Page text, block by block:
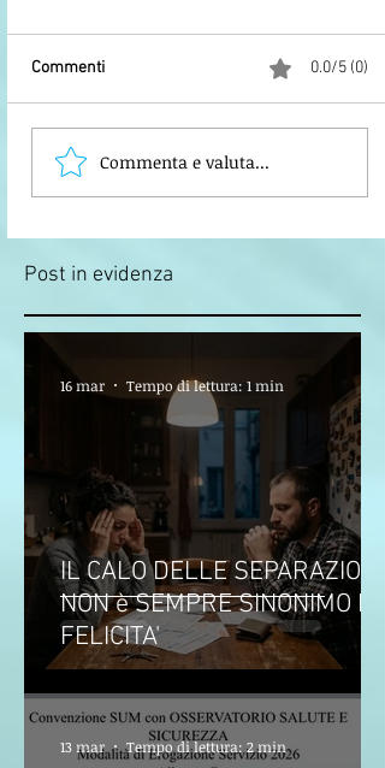
SOCIALIZZARE NON è UN
Commenti 0.0/5 (0)
Commenta e valuta...
Post in evidenza
IL CALO DELLE SEPARAZIONI
NON è SEMPRE SINONIMO DI
FELICITA'
16 mar Tempo di lettura: 1 min
13 mar Tempo di lettura: 2 min